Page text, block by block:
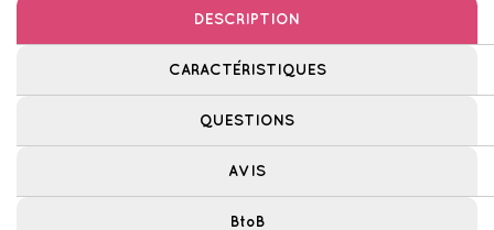
DESCRIPTION
CARACTÉRISTIQUES
QUESTIONS
AVIS
BtoB